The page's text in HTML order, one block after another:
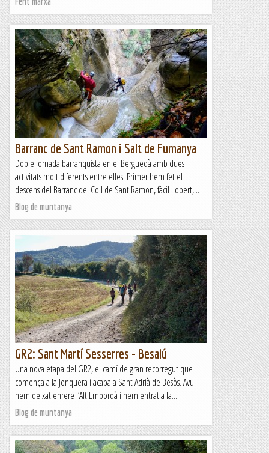
Barranc de Sant Ramon i Salt de Fumanya
Doble jornada barranquista en el Berguedà amb dues
activitats molt diferents entre elles. Primer hem fet el
descens del Barranc del Coll de Sant Ramon, fàcil i obert,...
Blog de muntanya
GR2: Sant Martí Sesserres - Besalú
Una nova etapa del GR2, el camí de gran recorregut que
comença a la Jonquera i acaba a Sant Adrià de Besòs. Avui
hem deixat enrere l’Alt Empordà i hem entrat a la...
Blog de muntanya